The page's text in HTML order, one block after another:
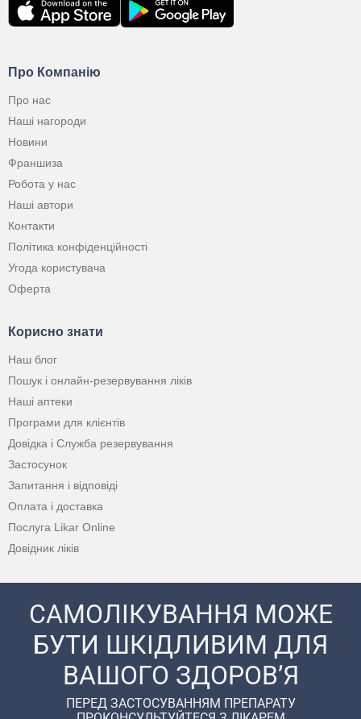
Про Компанію
Про нас
Наші нагороди
Новини
Франшиза
Робота у нас
Наші автори
Контакти
Політика конфіденційності
Угода користувача
Оферта
Корисно знати
Наш блог
Пошук і онлайн-резервування ліків
Наші аптеки
Програми для клієнтів
Довідка і Служба резервування
Застосунок
Запитання і відповіді
Оплата і доставка
Послуга Likar Online
Довідник ліків
САМОЛІКУВАННЯ МОЖЕ
БУТИ ШКІДЛИВИМ ДЛЯ
ВАШОГО ЗДОРОВ’Я
ПЕРЕД ЗАСТОСУВАННЯМ ПРЕПАРАТУ